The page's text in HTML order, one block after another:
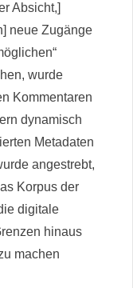
Absicht,]
neue Zugänge
wurde
Kommentaren
dynamisch
Metadaten
angestrebt,
Korpus der
digitale
hinaus
machen